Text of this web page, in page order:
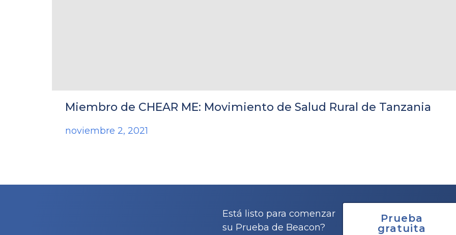
Miembro de CHEAR ME: Movimiento de Salud Rural de Tanzania
noviembre 2, 2021
Está listo para comenzar
su Prueba de Beacon?
Prueba
gratuita